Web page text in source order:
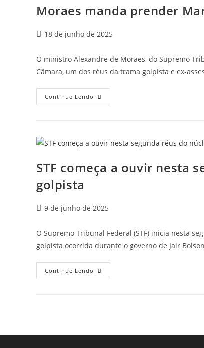
Moraes manda prender
18 de junho de 2025
O ministro Alexandre de Moraes, do Supremo
Câmara, um dos réus da trama golpista e ex-
Continue Lendo
STF começa a ouvir nesta
golpista
9 de junho de 2025
O Supremo Tribunal Federal (STF) inicia nesta
golpista ocorrida durante o governo de Jair
Continue Lendo